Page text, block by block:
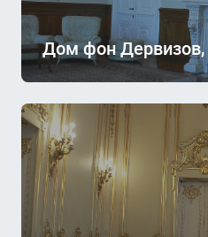
Дом фон Дервизов,